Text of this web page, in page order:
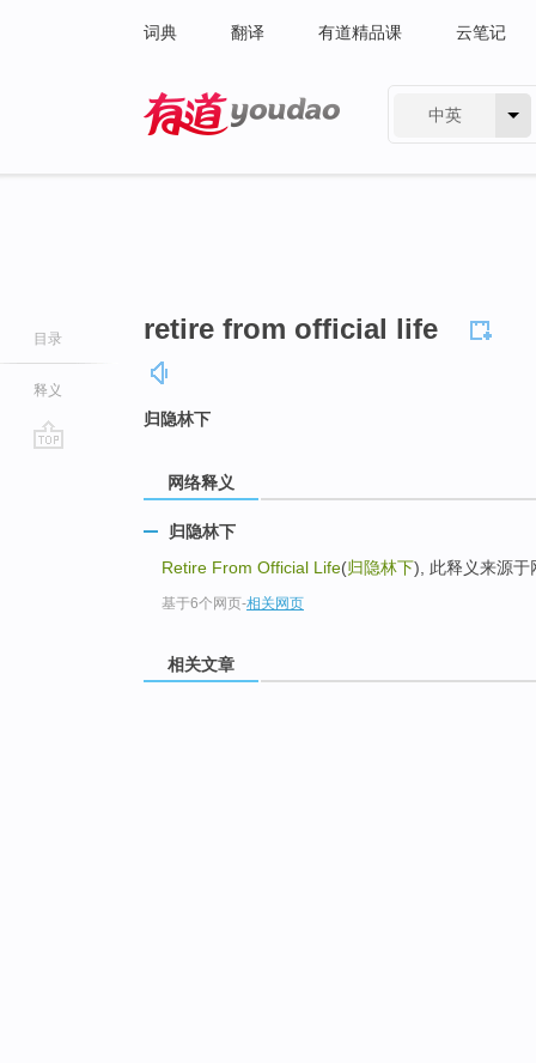
词典 翻译 有道精品课 云笔记
中英
目录
释义
retire from official life
归隐林下
网络释义
归隐林下
Retire From Official Life(归隐林下), 此释义来源于
基于6个网页-相关网页
相关文章